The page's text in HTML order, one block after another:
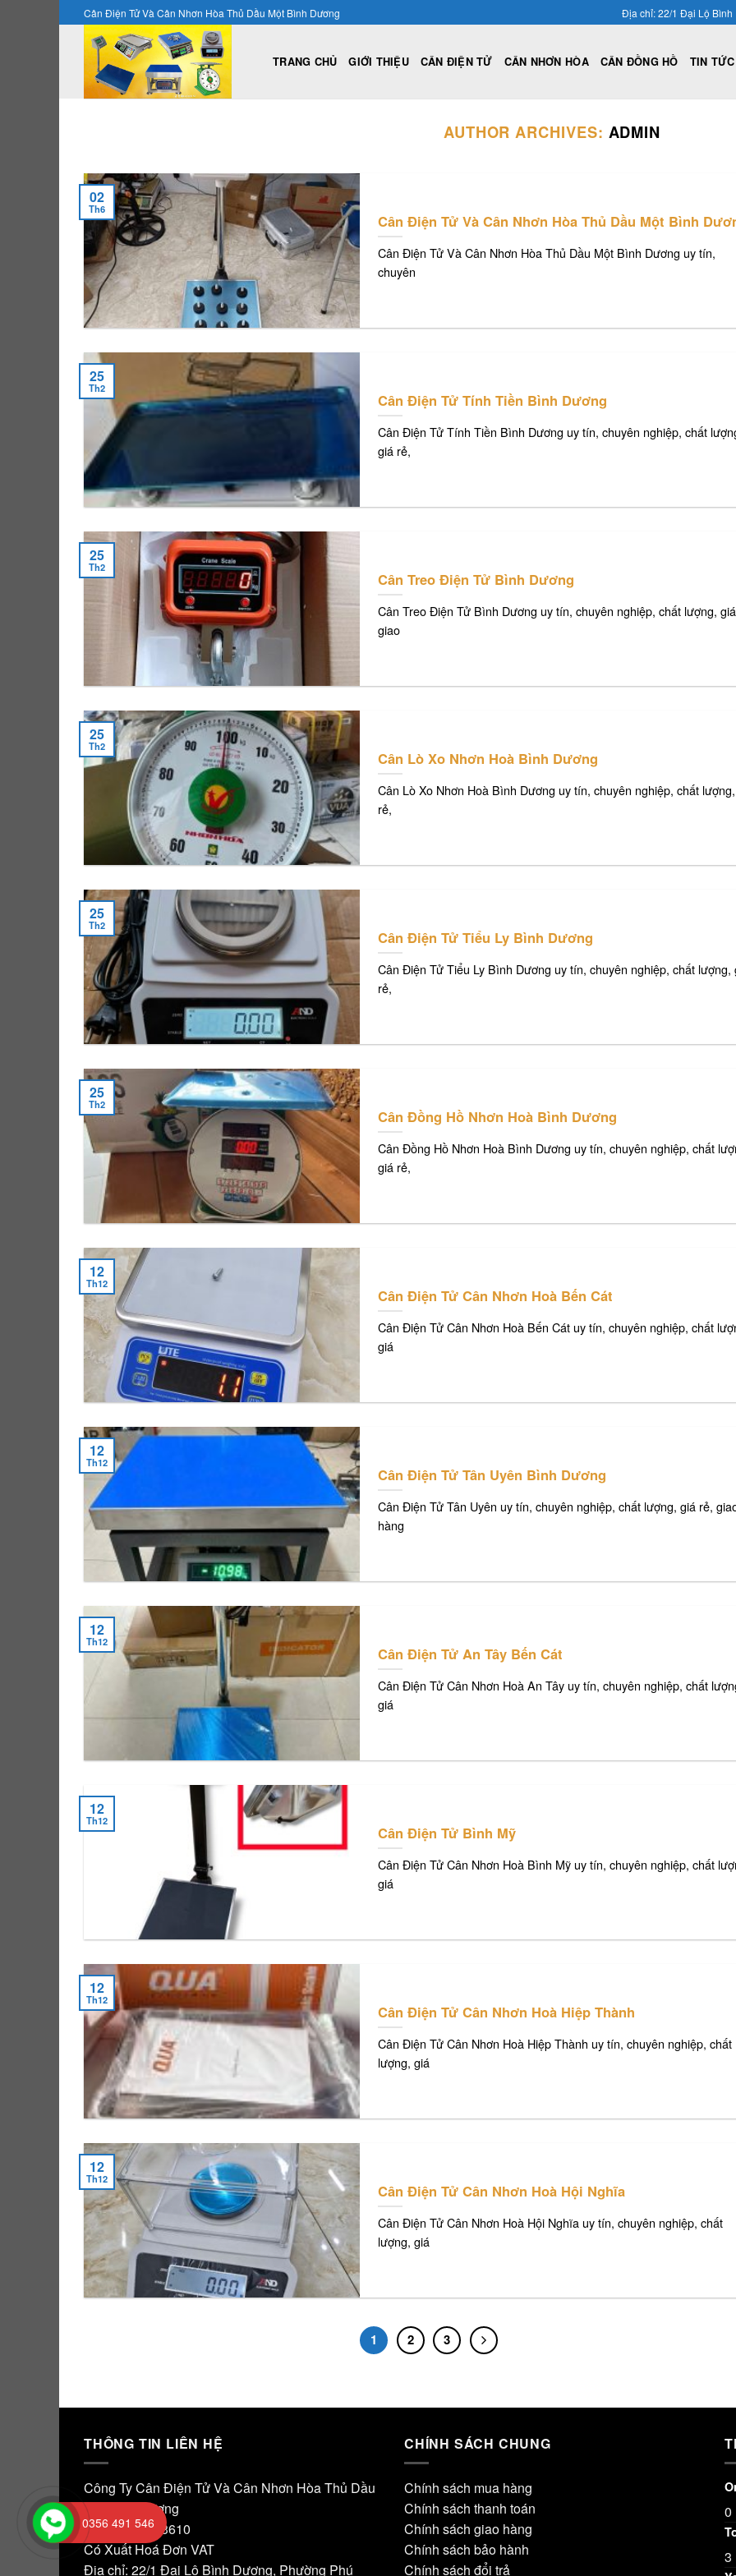
Skip
to
content
Cân Điện Tử Và Cân Nhơn Hòa Thủ Dầu Một Bình Dương Địa chỉ: 22/1 Đại Lộ Bình
TRANG CHỦ GIỚI THIỆU CÂN ĐIỆN TỬ CÂN NHƠN HÒA CÂN ĐỒNG HỒ TIN TỨC
AUTHOR ARCHIVES: ADMIN
Cân Điện Tử Và Cân Nhơn Hòa Thủ Dầu Một Bình
Cân Điện Tử Và Cân Nhơn Hòa Thủ Dầu Một Bình Dương uy tín,
chuyên
02
Th6
Cân Điện Tử Tính Tiền Bình Dương
Cân Điện Tử Tính Tiền Bình Dương uy tín, chuyên nghiệp, chất
giá rẻ,
25
Th2
Cân Treo Điện Tử Bình Dương
Cân Treo Điện Tử Bình Dương uy tín, chuyên nghiệp, chất lượng,
giao
25
Th2
Cân Lò Xo Nhơn Hoà Bình Dương
Cân Lò Xo Nhơn Hoà Bình Dương uy tín, chuyên nghiệp, chất
rẻ,
25
Th2
Cân Điện Tử Tiểu Ly Bình Dương
Cân Điện Tử Tiểu Ly Bình Dương uy tín, chuyên nghiệp, chất lượng,
rẻ,
25
Th2
Cân Đồng Hồ Nhơn Hoà Bình Dương
Cân Đồng Hồ Nhơn Hoà Bình Dương uy tín, chuyên nghiệp, chất
giá rẻ,
25
Th2
Cân Điện Tử Cân Nhơn Hoà Bến Cát
Cân Điện Tử Cân Nhơn Hoà Bến Cát uy tín, chuyên nghiệp, chất
giá
12
Th12
Cân Điện Tử Tân Uyên Bình Dương
Cân Điện Tử Tân Uyên uy tín, chuyên nghiệp, chất lượng, giá rẻ,
hàng
12
Th12
Cân Điện Tử An Tây Bến Cát
Cân Điện Tử Cân Nhơn Hoà An Tây uy tín, chuyên nghiệp, chất
giá
12
Th12
Cân Điện Tử Bình Mỹ
Cân Điện Tử Cân Nhơn Hoà Bình Mỹ uy tín, chuyên nghiệp, chất
giá
12
Th12
Cân Điện Tử Cân Nhơn Hoà Hiệp Thành
Cân Điện Tử Cân Nhơn Hoà Hiệp Thành uy tín, chuyên nghiệp, chất
lượng, giá
12
Th12
Cân Điện Tử Cân Nhơn Hoà Hội Nghĩa
Cân Điện Tử Cân Nhơn Hoà Hội Nghĩa uy tín, chuyên nghiệp, chất
lượng, giá
12
Th12
1 2 3
THÔNG TIN LIÊN HỆ
Công Ty Cân Điện Tử Và Cân Nhơn Hòa Thủ Dầu
Một Bình Dương
MST: 3703123610
Có Xuất Hoá Đơn VAT
Địa chỉ: 22/1 Đại Lộ Bình Dương, Phường Phú
CHÍNH SÁCH CHUNG
Chính sách mua hàng
Chính sách thanh toán
Chính sách giao hàng
Chính sách bảo hành
Chính sách đổi trả
0
3
0356 491 546